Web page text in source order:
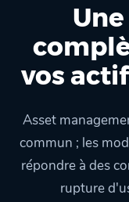
vos
Asset
commun ; les
répondre à des
rupture